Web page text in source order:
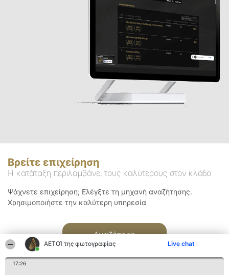
ΑΕΤΟΊ της φωτογραφίας Live chat
17:26
Βρείτε επιχείρηση
Η κατάταξη περιλαμβάνει τους καλύτερους στον κλάδο
Ψάχνετε επιχείρηση; Ελέγξτε τη μηχανή αναζήτησης.
Χρησιμοποιήστε την καλύτερη υπηρεσία
Αναζήτηση